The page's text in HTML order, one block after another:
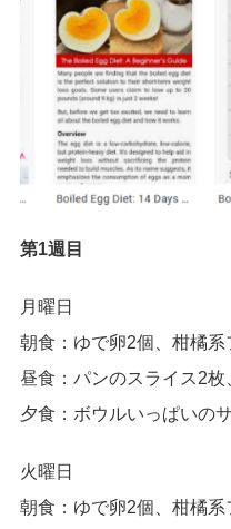
第1週目
月曜日
朝食：ゆで卵2個、柑橘系
昼食：パンのスライス2枚
夕食：ボウルいっぱいの
火曜日
朝食：ゆで卵2個、柑橘系